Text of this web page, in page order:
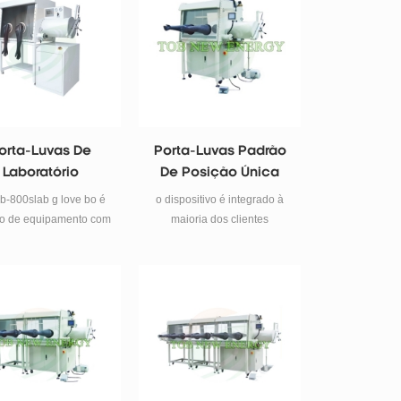
porta-luvas com
para bateria de íon de
supercapacitor e etc.
impacto e pode abrir
ranhuras de vedação.
Luvas De
Laboratório
800slab g love bo é
de equipamento com
Porta-Luvas Padrão
De Posição Única
o dispositivo é integrado à
maioria dos clientes
usado diretamente para
pesquisa universitária ou
produção em massa.